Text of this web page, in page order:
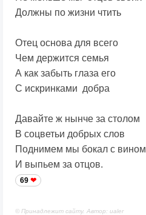
Должны по жизни чтить
Отец основа для всего
Чем держится семья
А как забыть глаза его
С искринками добра
Давайте ж нынче за столом
В соцветьи добрых слов
Поднимем мы бокал с вином
И выпьем за отцов.
69
© Принадлежит сайту. Автор: ualer